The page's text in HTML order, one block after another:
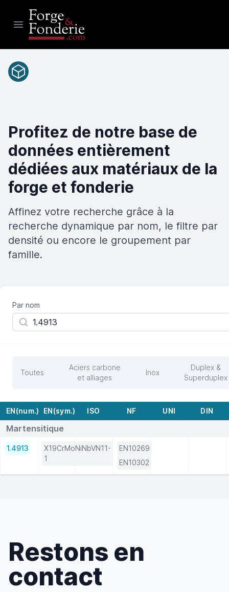
Open main menu
Profitez de notre base de
données entièrement
dédiées aux matériaux de la
forge et fonderie
Affinez votre recherche grâce à la
recherche dynamique par nom, le filtre par
densité ou encore le groupement par
famille.
Par nom
Toutes
Aciers carbone
et alliages
Inox
Duplex &
Superduplex
EN(num.) EN(sym.) ISO NF UNI DIN
Martensitique
1.4913
X19CrMoNiNbVN11-
1
EN10269
EN10302
Restons en
contact